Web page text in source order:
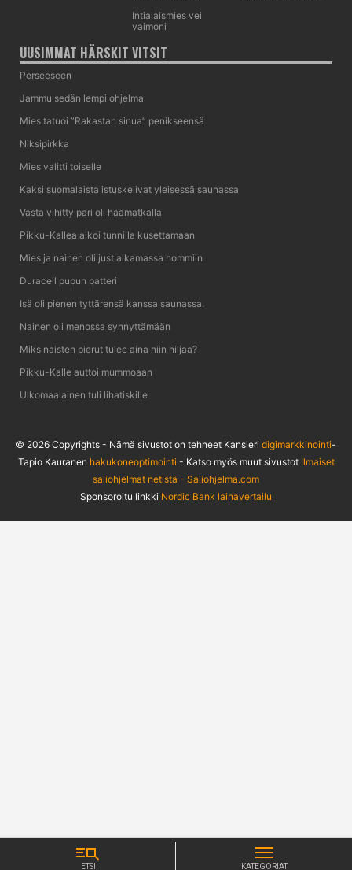
Intialaismies vei
vaimoni
UUSIMMAT HÄRSKIT VITSIT
Perseeseen
Jammu sedän lempi ohjelma
Mies tatuoi ”Rakastan sinua” penikseensä
Niksipirkka
Mies valitti toiselle
Kaksi suomalaista istuskelivat yleisessä saunassa
Vasta vihitty pari oli häämatkalla
Pikku-Kallea alkoi tunnilla kusettamaan
Mies ja nainen oli just alkamassa hommiin
Duracell pupun patteri
Isä oli pienen tyttärensä kanssa saunassa.
Nainen oli menossa synnyttämään
Miks naisten pierut tulee aina niin hiljaa?
Pikku-Kalle auttoi mummoaan
Ulkomaalainen tuli lihatiskille
© 2026 Copyrights - Nämä sivustot on tehneet Kansleri digimarkkinointi-
Tapio Kauranen hakukoneoptimointi - Katso myös muut sivustot Ilmaiset
saliohjelmat netistä - Saliohjelma.com
Sponsoroitu linkki Nordic Bank lainavertailu